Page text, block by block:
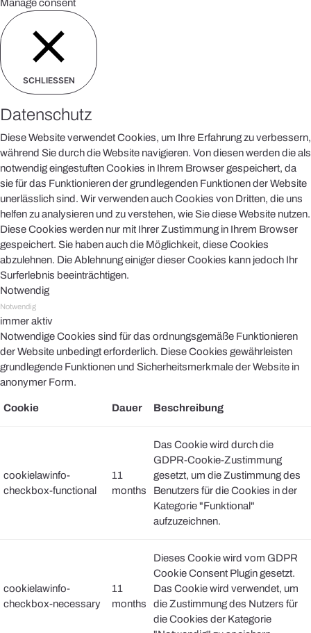
Manage consent
SCHLIESSEN
Datenschutz
Diese Website verwendet Cookies, um Ihre Erfahrung zu verbessern,
während Sie durch die Website navigieren. Von diesen werden die als
notwendig eingestuften Cookies in Ihrem Browser gespeichert, da
sie für das Funktionieren der grundlegenden Funktionen der Website
unerlässlich sind. Wir verwenden auch Cookies von Dritten, die uns
helfen zu analysieren und zu verstehen, wie Sie diese Website nutzen.
Diese Cookies werden nur mit Ihrer Zustimmung in Ihrem Browser
gespeichert. Sie haben auch die Möglichkeit, diese Cookies
abzulehnen. Die Ablehnung einiger dieser Cookies kann jedoch Ihr
Surferlebnis beeinträchtigen.
Notwendig
Notwendig
immer aktiv
Notwendige Cookies sind für das ordnungsgemäße Funktionieren
der Website unbedingt erforderlich. Diese Cookies gewährleisten
grundlegende Funktionen und Sicherheitsmerkmale der Website in
anonymer Form.
Cookie Dauer Beschreibung
cookielawinfo-
checkbox-functional
11
months
Das Cookie wird durch die
GDPR-Cookie-Zustimmung
gesetzt, um die Zustimmung des
Benutzers für die Cookies in der
Kategorie "Funktional"
aufzuzeichnen.
cookielawinfo-
checkbox-necessary
11
months
Dieses Cookie wird vom GDPR
Cookie Consent Plugin gesetzt.
Das Cookie wird verwendet, um
die Zustimmung des Nutzers für
die Cookies der Kategorie